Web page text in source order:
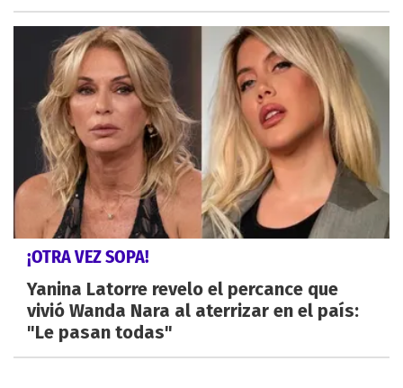
¡OTRA VEZ SOPA!
Yanina Latorre revelo el percance que
vivió Wanda Nara al aterrizar en el país:
"Le pasan todas"